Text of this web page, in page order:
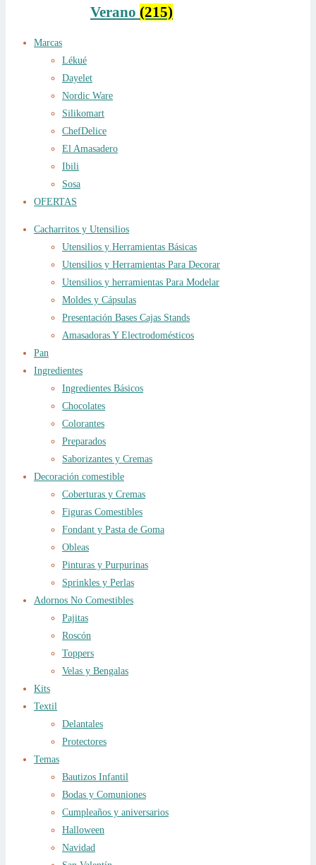
Verano (215)
Marcas
Lékué
Dayelet
Nordic Ware
Silikomart
ChefDelice
El Amasadero
Ibili
Sosa
OFERTAS
Cacharritos y Utensilios
Utensilios y Herramientas Básicas
Utensilios y Herramientas Para Decorar
Utensilios y herramientas Para Modelar
Moldes y Cápsulas
Presentación Bases Cajas Stands
Amasadoras Y Electrodomésticos
Pan
Ingredientes
Ingredientes Básicos
Chocolates
Colorantes
Preparados
Saborizantes y Cremas
Decoración comestible
Coberturas y Cremas
Figuras Comestibles
Fondant y Pasta de Goma
Obleas
Pinturas y Purpurinas
Sprinkles y Perlas
Adornos No Comestibles
Pajitas
Roscón
Toppers
Velas y Bengalas
Kits
Textil
Delantales
Protectores
Temas
Bautizos Infantil
Bodas y Comuniones
Cumpleaños y aniversarios
Halloween
Navidad